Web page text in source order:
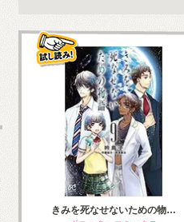
きみを死なせないための物…